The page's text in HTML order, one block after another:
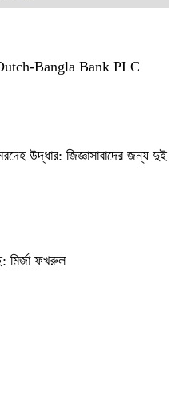
Bangla Bank PLC
মরদেহ উদ্ধার: জিজ্ঞাসাবাদের জন্য দুই
মির্জা ফখরুল